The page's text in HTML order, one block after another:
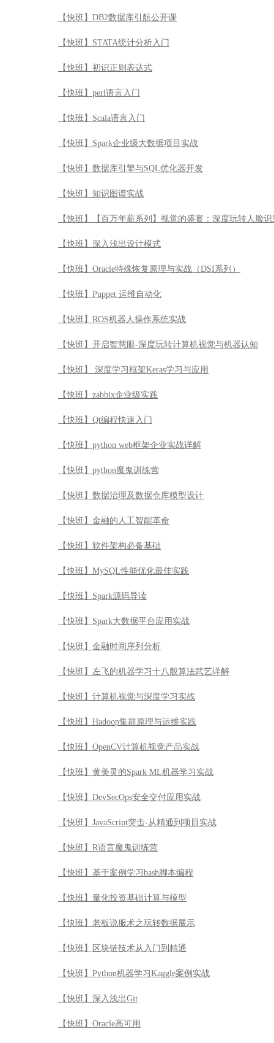
【快班】DB2数据库引航公开课
【快班】STATA统计分析入门
【快班】初识正则表达式
【快班】perl语言入门
【快班】Scala语言入门
【快班】Spark企业级大数据项目实战
【快班】数据库引擎与SQL优化器开发
【快班】知识图谱实战
【快班】【百万年薪系列】视觉的盛宴：深度玩转人脸识
【快班】深入浅出设计模式
【快班】Oracle特殊恢复原理与实战（DSI系列）
【快班】Puppet 运维自动化
【快班】ROS机器人操作系统实战
【快班】开启智慧眼-深度玩转计算机视觉与机器认知
【快班】 深度学习框架Keras学习与应用
【快班】zabbix企业级实践
【快班】Qt编程快速入门
【快班】python web框架企业实战详解
【快班】python魔鬼训练营
【快班】数据治理及数据仓库模型设计
【快班】金融的人工智能革命
【快班】软件架构必备基础
【快班】MySQL性能优化最佳实践
【快班】Spark源码导读
【快班】Spark大数据平台应用实战
【快班】金融时间序列分析
【快班】左飞的机器学习十八般算法武艺详解
【快班】计算机视觉与深度学习实战
【快班】Hadoop集群原理与运维实践
【快班】OpenCV计算机视觉产品实战
【快班】黄美灵的Spark ML机器学习实战
【快班】DevSecOps安全交付应用实战
【快班】JavaScript突击-从精通到项目实战
【快班】R语言魔鬼训练营
【快班】基于案例学习bash脚本编程
【快班】量化投资基础计算与模型
【快班】老板说服术之玩转数据展示
【快班】区块链技术从入门到精通
【快班】Python机器学习Kaggle案例实战
【快班】深入浅出Git
【快班】Oracle高可用